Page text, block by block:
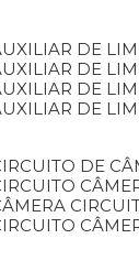
AUXILIAR DE
AUXILIAR DE
AUXILIAR DE
AUXILIAR DE
CIRCUITO DE
CIRCUITO
CÂMERA
CIRCUITO